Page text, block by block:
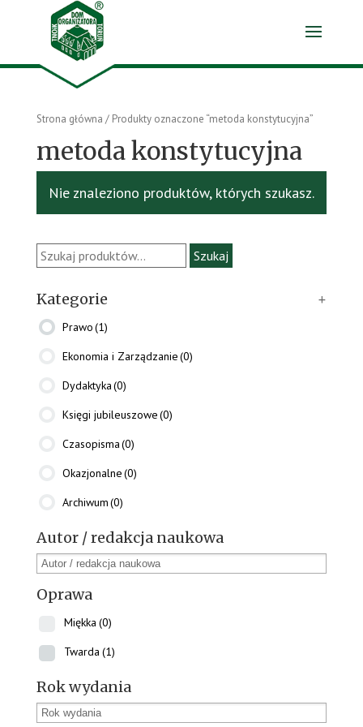
Strona główna / Produkty oznaczone “metoda konstytucyjna”
metoda konstytucyjna
Nie znaleziono produktów, których szukasz.
Szukaj: Szukaj
Kategorie +
Prawo(1)
Ekonomia i Zarządzanie(0)
Dydaktyka(0)
Księgi jubileuszowe(0)
Czasopisma(0)
Okazjonalne(0)
Archiwum(0)
Autor / redakcja naukowa
Oprawa
Miękka (0)
Twarda (1)
Rok wydania